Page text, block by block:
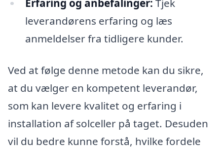
Erfaring og anbefalinger: Tjek
leverandørens erfaring og læs
anmeldelser fra tidligere kunder.
Ved at følge denne metode kan du sikre,
at du vælger en kompetent leverandør,
som kan levere kvalitet og erfaring i
installation af solceller på taget. Desuden
vil du bedre kunne forstå, hvilke fordele